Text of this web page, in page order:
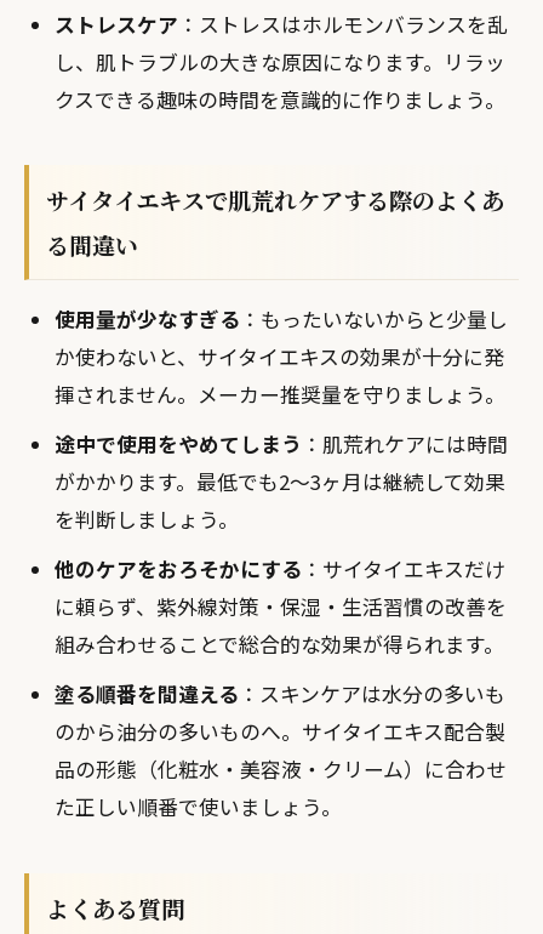
ストレスケア ：ストレスはホルモンバランスを乱
し、肌トラブルの大きな原因になります。リラッ
クスできる趣味の時間を意識的に作りましょう。
サイタイエキスで肌荒れケアする際のよくあ
る間違い
使用量が少なすぎる ：もったいないからと少量し
か使わないと、サイタイエキスの効果が十分に発
揮されません。メーカー推奨量を守りましょう。
途中で使用をやめてしまう ：肌荒れケアには時間
がかかります。最低でも2〜3ヶ月は継続して効果
を判断しましょう。
他のケアをおろそかにする ：サイタイエキスだけ
に頼らず、紫外線対策・保湿・生活習慣の改善を
組み合わせることで総合的な効果が得られます。
塗る順番を間違える ：スキンケアは水分の多いも
のから油分の多いものへ。サイタイエキス配合製
品の形態（化粧水・美容液・クリーム）に合わせ
た正しい順番で使いましょう。
よくある質問